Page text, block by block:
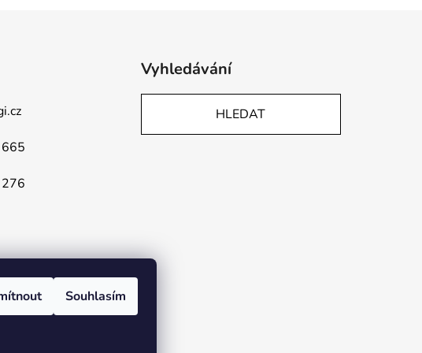
Souhlasím
Vyhledávání
HLEDAT